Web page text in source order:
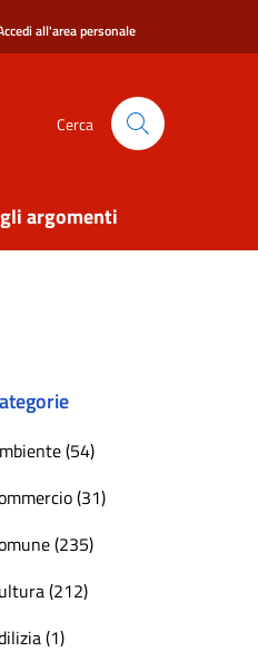
all'area personale
Cerca
argomenti
(54)
(31)
(235)
(212)
(1)